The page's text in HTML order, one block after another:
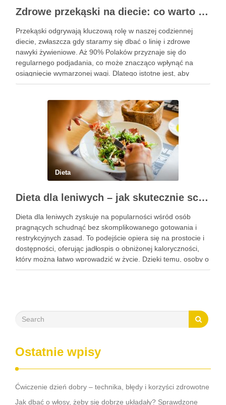
Zdrowe przekąski na diecie: co warto wiedzieć i wybrać?
Przekąski odgrywają kluczową rolę w naszej codziennej
diecie, zwłaszcza gdy staramy się dbać o linię i zdrowe
nawyki żywieniowe. Aż 90% Polaków przyznaje się do
regularnego podjadania, co może znacząco wpłynąć na
osiągnięcie wymarzonej wagi. Dlatego istotne jest, aby
wybierać przekąski, które są lekkostrawne, niskokaloryczne i
Dieta
Dieta dla leniwych – jak skutecznie schudnąć bez wysiłku?
Dieta dla leniwych zyskuje na popularności wśród osób
pragnących schudnąć bez skomplikowanego gotowania i
restrykcyjnych zasad. To podejście opiera się na prostocie i
dostępności, oferując jadłospis o obniżonej kaloryczności,
który można łatwo wprowadzić w życie. Dzięki temu, osoby o
różnych stylach życia mogą z powodzeniem wprowadzać
Ostatnie wpisy
Ćwiczenie dzień dobry – technika, błędy i korzyści zdrowotne
Jak dbać o włosy, żeby się dobrze układały? Sprawdzone